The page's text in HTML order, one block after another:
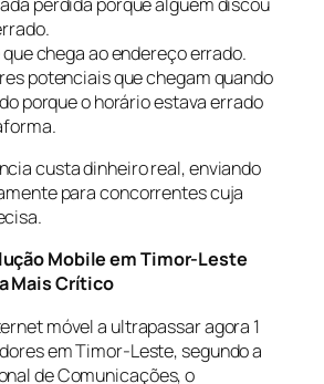
chega ao endereço errado.
potenciais que chegam quando
porque o horário estava errado
custa dinheiro real, enviando
para concorrentes cuja
Mobile em Timor-Leste
Mais Crítico
móvel a ultrapassar agora 1
em Timor-Leste, segundo a
de Comunicações, o